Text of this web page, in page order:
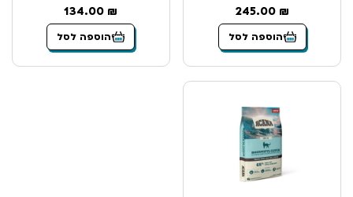
245.00 ₪
הוספה לסל
134.00 ₪
הוספה לסל